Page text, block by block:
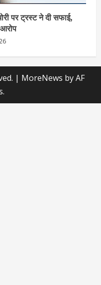
पर ट्रस्ट ने दी सफाई,
| MoreNews by AF